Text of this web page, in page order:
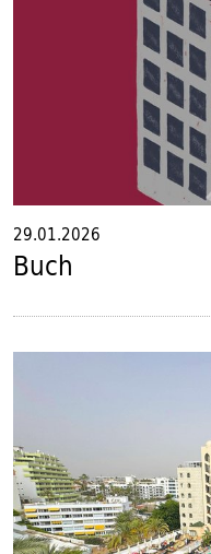
29.01.2026
Buch